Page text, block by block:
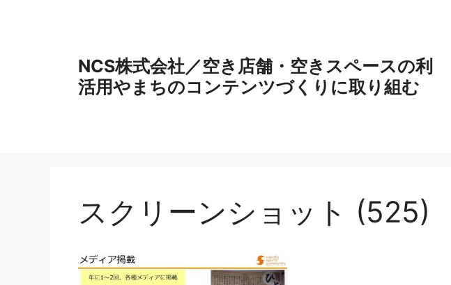
NCS株式会社／空き店舗・空きスペースの利
活用やまちのコンテンツづくりに取り組む
スクリーンショット (525)